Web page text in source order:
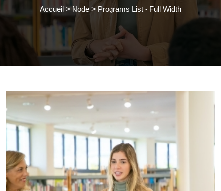
Accueil Node Programs List - Full Width